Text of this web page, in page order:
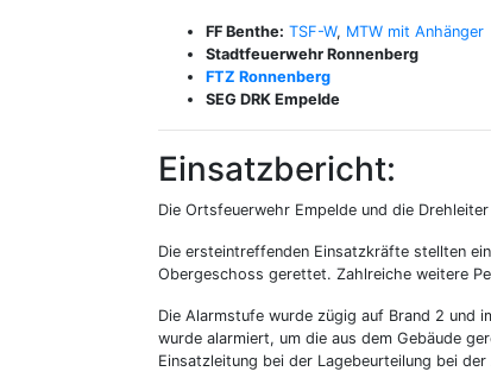
FF Benthe: TSF-W, MTW mit Anhänger
Stadtfeuerwehr Ronnenberg
FTZ Ronnenberg
SEG DRK Empelde
Einsatzbericht:
Die Ortsfeuerwehr Empelde und die
Die ersteintreffenden Einsatzkräfte stellten
Obergeschoss gerettet. Zahlreiche weitere
Die Alarmstufe wurde zügig auf Brand 2 und
wurde alarmiert, um die aus dem Gebäude
Einsatzleitung bei der Lagebeurteilung bei